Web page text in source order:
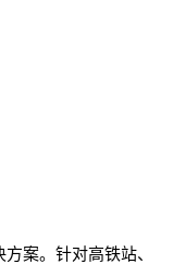
案。针对高铁站、